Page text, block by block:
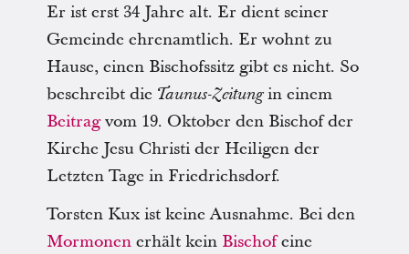
Er ist erst 34 Jahre alt. Er dient seiner
Gemeinde ehrenamtlich. Er wohnt zu
Hause, einen Bischofssitz gibt es nicht. So
beschreibt die Taunus-Zeitungin einem
Beitragvom 19. Oktober den Bischof der
Kirche Jesu Christi der Heiligen der
Letzten Tage in Friedrichsdorf.
Torsten Kux ist keine Ausnahme. Bei den
Mormonenerhält kein Bischofeine